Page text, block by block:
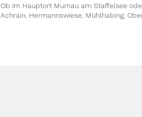
Ob im Hauptort Murnau am Staffelsee
Achrain, Hermannswiese, Mühlhabing,